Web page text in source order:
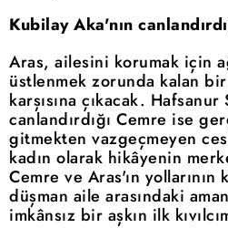
Kubilay Aka'nın
Aras, ailesini korumak için
üstlenmek zorunda kalan
karşısına çıkacak. Hafsanur
canlandırdığı Cemre ise
gitmekten vazgeçmeyen
kadın olarak hikâyenin
Cemre ve Aras'ın yollarının
düşman aile arasındaki
imkânsız bir aşkın ilk